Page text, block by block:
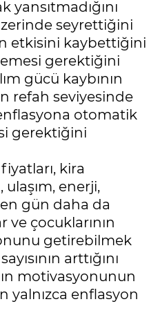
seyrettiğini
etkisini kaybettiğini
gerektiğini
gücü kaybının
refah seviyesinde
otomatik
gerektiğini
kira
enerji,
gün daha da
ve çocuklarının
getirebilmek
arttığını
motivasyonunun
yalnızca enflasyon